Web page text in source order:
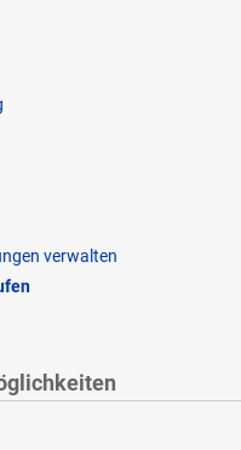
verwalten